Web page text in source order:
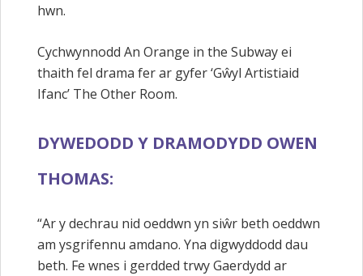
hwn.
Cychwynnodd An Orange in the Subway ei
thaith fel drama fer ar gyfer ‘Gŵyl Artistiaid
Ifanc’ The Other Room.
DYWEDODD Y DRAMODYDD OWEN
THOMAS:
“Ar y dechrau nid oeddwn yn siŵr beth oeddwn
am ysgrifennu amdano. Yna digwyddodd dau
beth. Fe wnes i gerdded trwy Gaerdydd ar